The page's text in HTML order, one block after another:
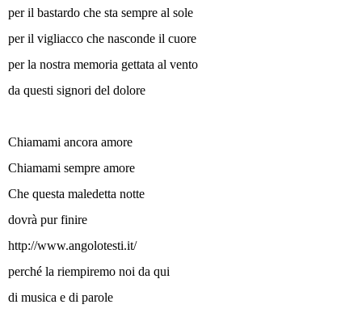
per il bastardo che sta sempre al sole
per il vigliacco che nasconde il cuore
per la nostra memoria gettata al vento
da questi signori del dolore
Chiamami ancora amore
Chiamami sempre amore
Che questa maledetta notte
dovrà pur finire
http://www.angolotesti.it/
perché la riempiremo noi da qui
di musica e di parole